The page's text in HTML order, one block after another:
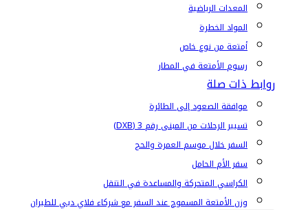
المعدات الرياضية
المواد الخطرة
أمتعة من نوع خاص
رسوم الأمتعة في المطار
روابط ذات صلة
موافقة الصعود إلى الطائرة
تسيير الرحلات من المبنى رقم 3 (DXB)
السفر خلال موسم العمرة والحج
سفر الأم الحامل
الكراسي المتحركة والمساعدة في التنقل
وزن الأمتعة المسموح عند السفر مع شركاء فلاي دبي للطيران